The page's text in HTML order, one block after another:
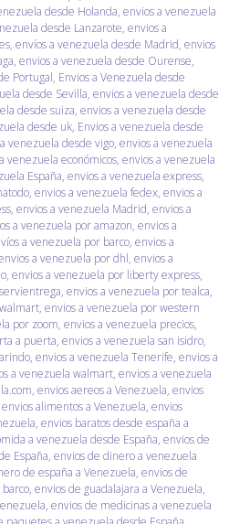
desde Holanda,envios a venezuela
desde Lanzarote,envios a
,envíos a venezuela desde Madrid,envios
,envios a venezuela desde Ourense,
Portugal, Envios a Venezuela desde
desde Sevilla,envios a venezuela desde
desde suiza,envios a venezuela desde
desde uk, Envios a venezuela desde
venezuela desde vigo,envios a venezuela
venezuela económicos,envios a venezuela
España,envios a venezuela express,
,envios a venezuela fedex,envios a
,envios a venezuela Madrid,envios a
a venezuela por amazon,envios a
a venezuela por barco,envios a
a venezuela por dhl,envios a
,envios a venezuela por liberty express,
,envios a venezuela por tealca,
,envios a venezuela por western
por zoom,envios a venezuela precios,
a puerta,envios a venezuela san isidro,
,envios a venezuela Tenerife,envios a
a venezuela walmart,envios a venezuela
,envios aereos a Venezuela,envios
envios alimentos a Venezuela,envios
,envios baratos desde españa a
a venezuela desde España,envios de
España,envios de dinero a venezuela
de españa a Venezuela,envios de
,envios de guadalajara a Venezuela,
,envios de medicinas a venezuela